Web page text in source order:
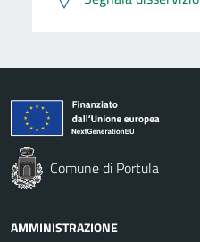
Comune di Portula
AMMINISTRAZIONE